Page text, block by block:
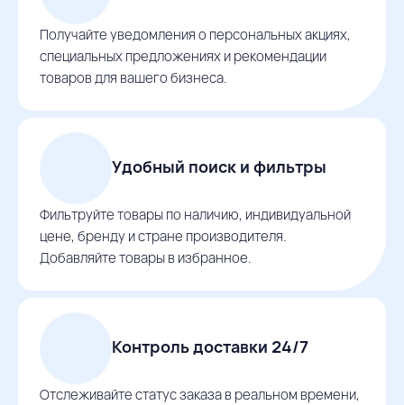
Получайте уведомления о персональных акциях,
специальных предложениях и рекомендации
товаров для вашего бизнеса.
Удобный поиск и фильтры
Фильтруйте товары по наличию, индивидуальной
цене, бренду и стране производителя.
Добавляйте товары в избранное.
Контроль доставки 24/7
Отслеживайте статус заказа в реальном времени,